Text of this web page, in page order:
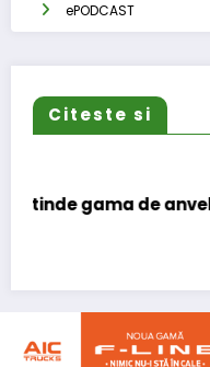
ePODCAST
Citeste si
Lars